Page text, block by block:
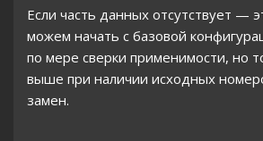
Если часть данных отсутствует —
можем начать с базовой
по мере сверки применимости, но
выше при наличии исходных
замен.